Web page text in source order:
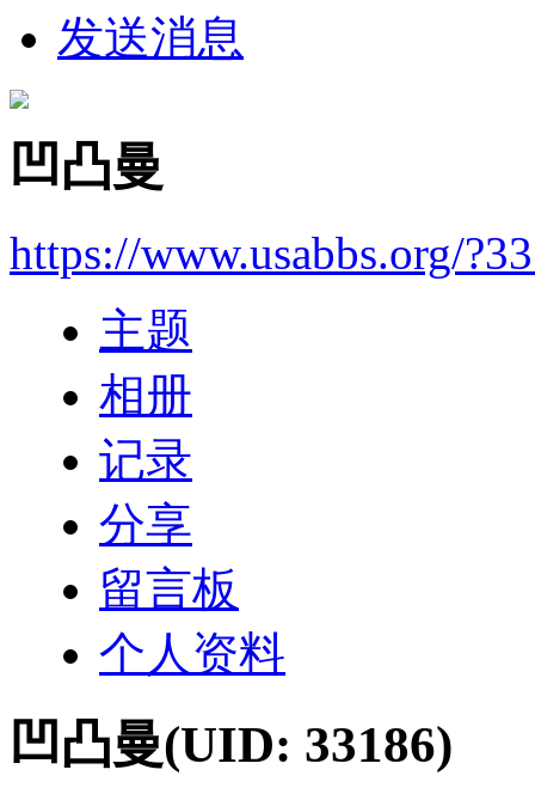
发送消息
凹凸曼
https://www.usabbs.org/
主题
相册
记录
分享
留言板
个人资料
凹凸曼(UID: 33186)